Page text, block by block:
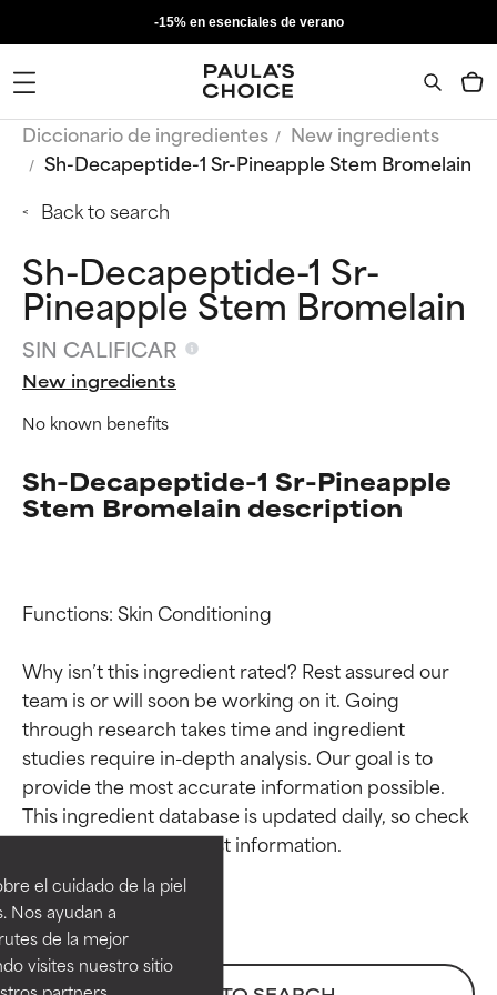
el cuidado de la piel
Nos ayudan a
de la mejor
visites nuestro sitio
-15% en esenciales de verano
Diccionario de ingredientes
New ingredients
Sh-Decapeptide-1 Sr-Pineapple Stem Bromelain
Back to search
Sh-Decapeptide-1 Sr-
Pineapple Stem Bromelain
SIN CALIFICAR
New ingredients
No known benefits
Sh-Decapeptide-1 Sr-Pineapple
Stem Bromelain description
Functions: Skin Conditioning
Why isn’t this ingredient rated? Rest assured our
team is or will soon be working on it. Going
through research takes time and ingredient
studies require in-depth analysis. Our goal is to
provide the most accurate information possible.
This ingredient database is updated daily, so check
Calificaciones de
ingredientes
EXCELENTE
Ingrediente sobresaliente con
beneficios reales para la piel. Su
eficacia está demostrada y
Calificaciones de
ingredientes
EXCELENTE
Ingrediente sobresaliente con
beneficios reales para la piel. Su
eficacia está demostrada y